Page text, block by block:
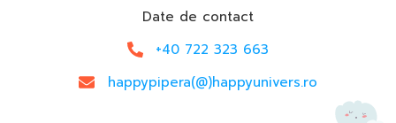
Date de contact
+40 722 323 663
happypipera(@)happyunivers.ro